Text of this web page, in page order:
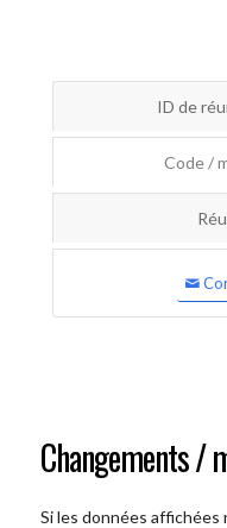
ID de
Code /
Changements /
Si les données